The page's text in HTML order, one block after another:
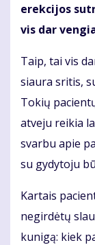
erekcijos
vis dar
Taip, tai vis
siaura sritis,
Tokių
atveju reikia
svarbu apie
su gydytoju
Kartais
negirdėtų
kunigą: kiek